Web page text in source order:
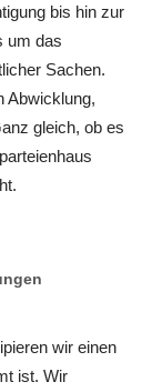
bis hin zur
um das
Sachen.
Abwicklung,
gleich, ob es
wir einen
ist. Wir